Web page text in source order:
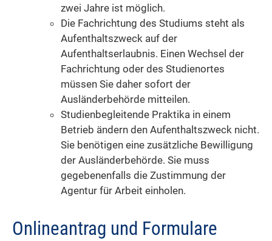
zwei Jahre ist möglich.
Die Fachrichtung des Studiums steht als
Aufenthaltszweck auf der
Aufenthaltserlaubnis. Einen Wechsel der
Fachrichtung oder des Studienortes
müssen Sie daher sofort der
Ausländerbehörde mitteilen.
Studienbegleitende Praktika in einem
Betrieb ändern den Aufenthaltszweck nicht.
Sie benötigen eine zusätzliche Bewilligung
der Ausländerbehörde. Sie muss
gegebenenfalls die Zustimmung der
Agentur für Arbeit einholen.
Onlineantrag und Formulare